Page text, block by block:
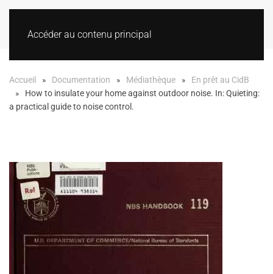
Accéder au contenu principal
Accueil Documentation Médiathèque
En prêt au CidB
How to insulate your home against outdoor noise. In: Quieting:
a practical guide to noise control.